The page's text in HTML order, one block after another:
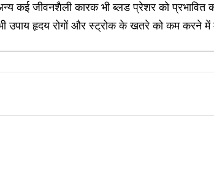
कई जीवनशैली कारक भी ब्लड प्रेशर को
उपाय हृदय रोगों और स्ट्रोक के खतरे को कम करने